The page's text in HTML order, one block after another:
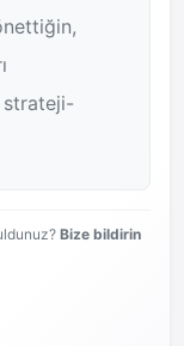
strateji-
Bize bildirin